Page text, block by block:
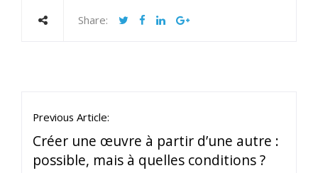
Share:
Previous Article:
Créer une œuvre à partir d’une autre :
possible, mais à quelles conditions ?